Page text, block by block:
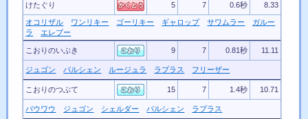
けたぐり 5 7 0.6秒 8.33
オコリザル ワンリキー ゴーリキー ギャロップ サワムラー
ガルー
ラ
エレブー
こおりのいぶき 9 7 0.81秒 11.11
ジュゴン パルシェン ルージュラ ラプラス フリーザー
こおりのつぶて 15 7 1.4秒 10.71
パウワウ ジュゴン シェルダー パルシェン ラプラス